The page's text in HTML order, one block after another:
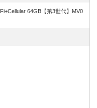
64GB【第3世代】MV0